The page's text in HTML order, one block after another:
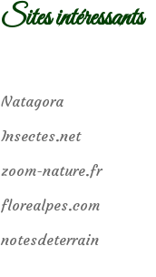
Sites intéressants
Natagora
Insectes.net
zoom-nature.fr
florealpes.com
notesdeterrain